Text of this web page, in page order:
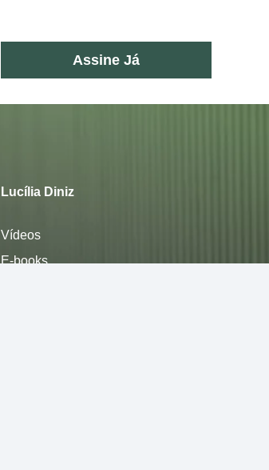
Assine Já
Lucília Diniz
Vídeos
E-books